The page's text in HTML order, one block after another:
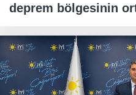
deprem bölgesinin